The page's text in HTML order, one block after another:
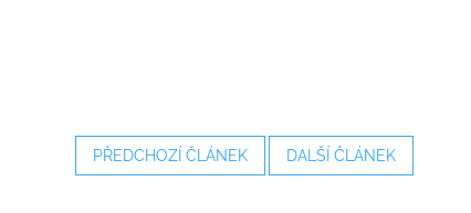
PŘEDCHOZÍ ČLÁNEK DALŠÍ ČLÁNEK